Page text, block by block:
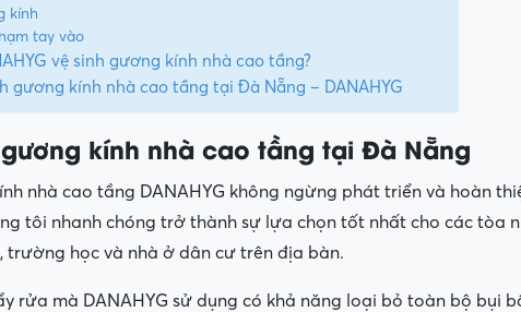
kính
tay vào
vệ sinh gương kính nhà cao tầng?
gương kính nhà cao tầng tại Đà Nẵng – DANAHYG
kính nhà cao tầng tại Đà Nẵng
nhà cao tầng DANAHYG không ngừng phát triển và hoàn
tôi nhanh chóng trở thành sự lựa chọn tốt nhất cho các tòa
trường học và nhà ở dân cư trên địa bàn.
rửa mà DANAHYG sử dụng có khả năng loại bỏ toàn bộ bụi